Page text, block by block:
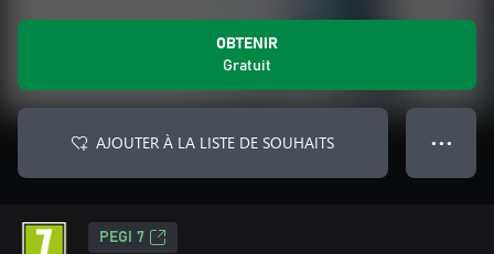
OBTENIR
Gratuit
AJOUTER À LA LISTE DE SOUHAITS ● ● ●
PEGI 7